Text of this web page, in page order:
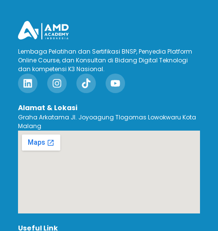
Lembaga Pelatihan dan Sertifikasi BNSP, Penyedia Platform
Online Course, dan Konsultan di Bidang Digital Teknologi
dan kompetensi K3 Nasional.
Alamat & Lokasi
Graha Arkatama Jl. Joyoagung Tlogomas Lowokwaru Kota
Malang
Useful Link